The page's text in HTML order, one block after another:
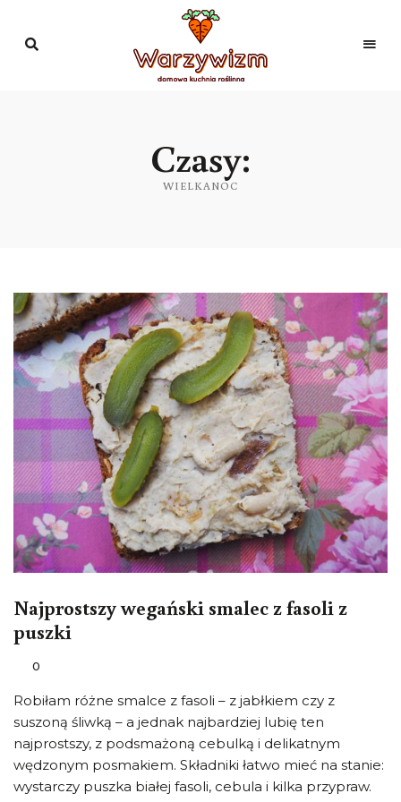
Domowa
Czasy:
WIELKANOC
Najprostszy wegański smalec z fasoli z
puszki
0
Robiłam różne smalce z fasoli – z jabłkiem czy z
suszoną śliwką – a jednak najbardziej lubię ten
najprostszy, z podsmażoną cebulką i delikatnym
wędzonym posmakiem. Składniki łatwo mieć na stanie:
wystarczy puszka białej fasoli, cebula i kilka przypraw.